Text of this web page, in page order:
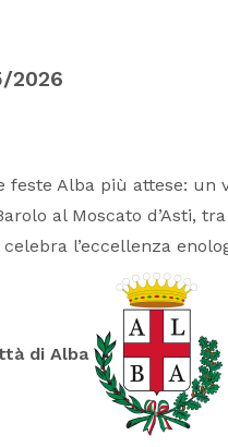
2026
feste Alba più attese: un
al Moscato d’Asti,
l’eccellenza
di Alba